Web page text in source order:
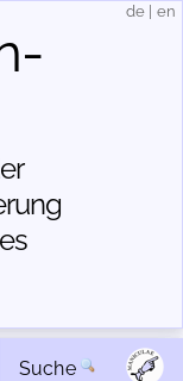
de en
Suche